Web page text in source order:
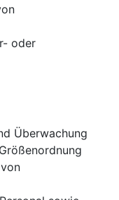
oder
Überwachung